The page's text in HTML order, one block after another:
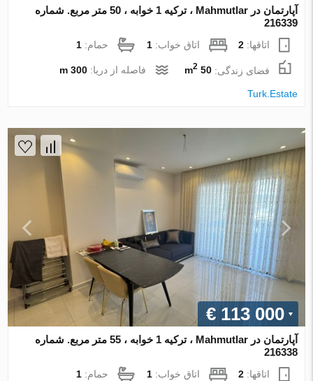
آپارتمان در Mahmutlar ، ترکیه 1 خوابه ، 50 متر مربع. شماره
216339
اتاقها:2 اتاق خواب:1 حمام:1
فضای زندگی:50 m
2 فاصله از دریا:300 m
Turk.Estate
€ 113 000
آپارتمان در Mahmutlar ، ترکیه 1 خوابه ، 55 متر مربع. شماره
216338
اتاقها:2 اتاق خواب:1 حمام:1